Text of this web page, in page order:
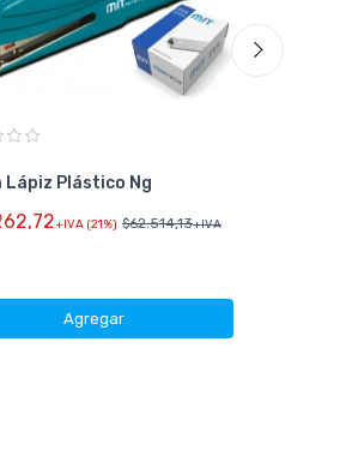
Lápiz Plástico Ng
+IVA (21%) $62.514,13+IVA
Agregar